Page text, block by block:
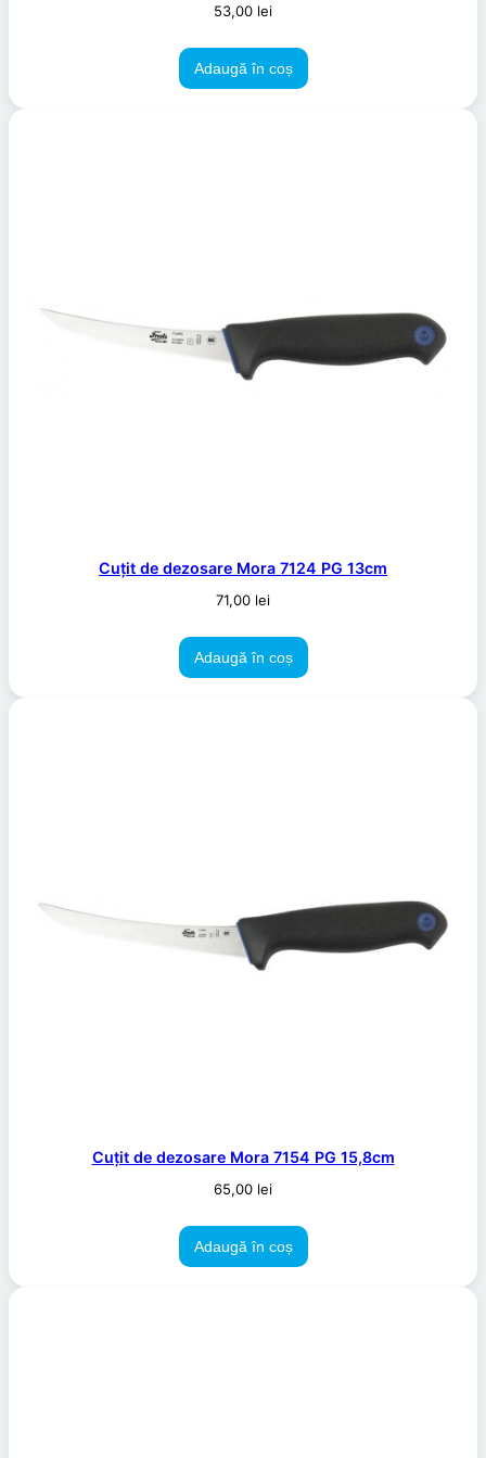
53,00 lei
Adaugă în coș
Cuțit de dezosare Mora 7124 PG 13cm
71,00 lei
Adaugă în coș
Cuțit de dezosare Mora 7154 PG 15,8cm
65,00 lei
Adaugă în coș